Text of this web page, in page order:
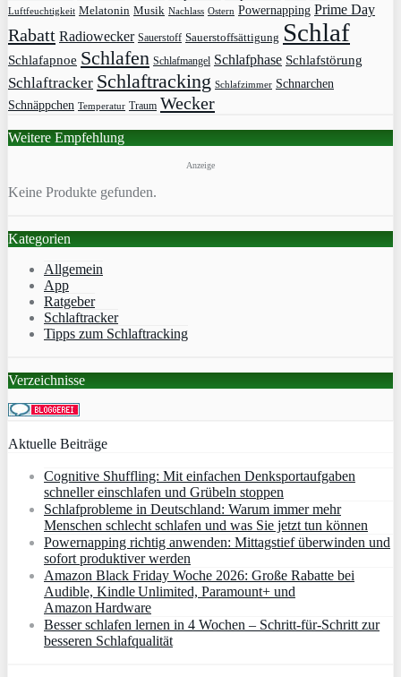
Luftfeuchtigkeit Melatonin Musik Nachlass Ostern Powernapping Prime Day
Rabatt Radiowecker Sauerstoff Sauerstoffsättigung Schlaf
Schlafapnoe Schlafen Schlafmangel Schlafphase Schlafstörung
Schlaftracker Schlaftracking Schlafzimmer Schnarchen
Schnäppchen Temperatur Traum Wecker
Weitere Empfehlung
Anzeige
Keine Produkte gefunden.
Kategorien
Allgemein
App
Ratgeber
Schlaftracker
Tipps zum Schlaftracking
Verzeichnisse
Aktuelle Beiträge
Cognitive Shuffling: Mit einfachen Denksportaufgaben
schneller einschlafen und Grübeln stoppen
Schlafprobleme in Deutschland: Warum immer mehr
Menschen schlecht schlafen und was Sie jetzt tun können
Powernapping richtig anwenden: Mittagstief überwinden und
sofort produktiver werden
Amazon Black Friday Woche 2026: Große Rabatte bei
Audible, Kindle Unlimited, Paramount+ und
Amazon Hardware
Besser schlafen lernen in 4 Wochen – Schritt‑für‑Schritt zur
besseren Schlafqualität